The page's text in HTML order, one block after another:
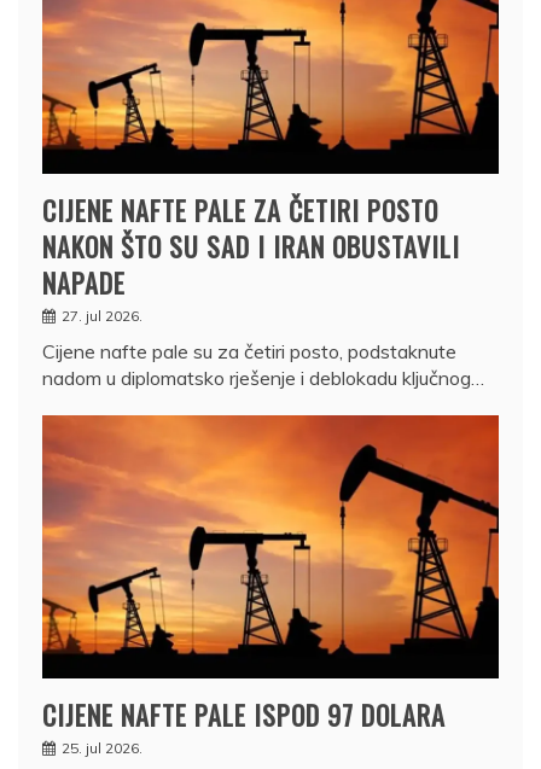
CIJENE NAFTE PALE ZA ČETIRI POSTO
NAKON ŠTO SU SAD I IRAN OBUSTAVILI
NAPADE
27. jul 2026.
Cijene nafte pale su za četiri posto, podstaknute
nadom u diplomatsko rješenje i deblokadu ključnog…
CIJENE NAFTE PALE ISPOD 97 DOLARA
25. jul 2026.